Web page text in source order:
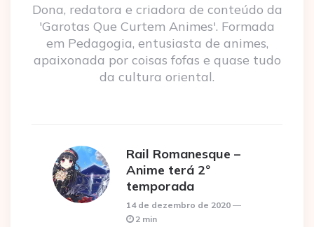
Dona, redatora e criadora de conteúdo da
'Garotas Que Curtem Animes'. Formada
em Pedagogia, entusiasta de animes,
apaixonada por coisas fofas e quase tudo
da cultura oriental.
Rail Romanesque –
Anime terá 2º
temporada
14 de dezembro de 2020
2 min